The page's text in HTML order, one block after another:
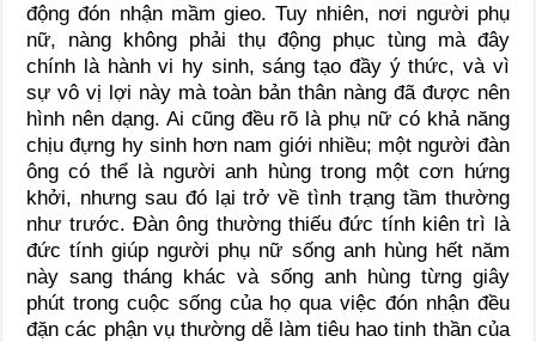
động đón nhận mầm gieo. Tuy nhiên, nơi người phụ
nữ, nàng không phải thụ động phục tùng mà đây
chính là hành vi hy sinh, sáng tạo đầy ý thức, và vì
sự vô vị lợi này mà toàn bản thân nàng đã được nên
hình nên dạng. Ai cũng đều rõ là phụ nữ có khả năng
chịu đựng hy sinh hơn nam giới nhiều; một người đàn
ông có thể là người anh hùng trong một cơn hứng
khởi, nhưng sau đó lại trở về tình trạng tầm thường
như trước. Đàn ông thường thiếu đức tính kiên trì là
đức tính giúp người phụ nữ sống anh hùng hết năm
này sang tháng khác và sống anh hùng từng giây
phút trong cuộc sống của họ qua việc đón nhận đều
đặn các phận vụ thường dễ làm tiêu hao tinh thần của